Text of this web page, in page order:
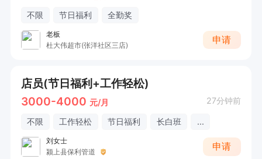
不限 节日福利 全勤奖
老板
杜大伟超市(张洋社区三店)
申请
店员(节日福利+工作轻松)
3000-4000 元/月 27分钟前
不限 工作轻松 节日福利 长白班 ...
刘女士
颍上县保利管道
申请